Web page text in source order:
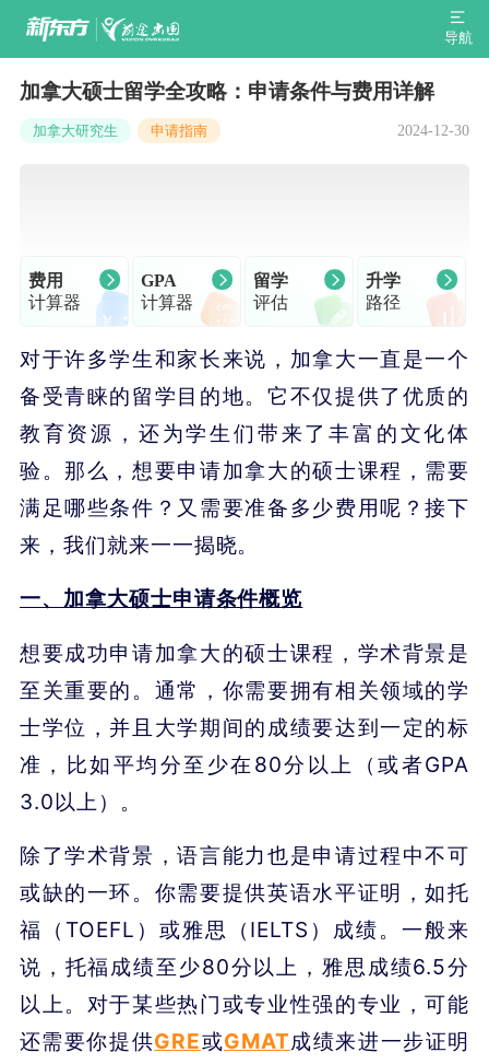
导航
加拿大硕士留学全攻略：申请条件与费用详解
加拿大研究生 申请指南 2024-12-30
费用
计算器
GPA
计算器
留学
评估
升学
路径
对于许多学生和家长来说，加拿大一直是一个
备受青睐的留学目的地。它不仅提供了优质的
教育资源，还为学生们带来了丰富的文化体
验。那么，想要申请加拿大的硕士课程，需要
满足哪些条件？又需要准备多少费用呢？接下
来，我们就来一一揭晓。
一、加拿大硕士申请条件概览
想要成功申请加拿大的硕士课程，学术背景是
至关重要的。通常，你需要拥有相关领域的学
士学位，并且大学期间的成绩要达到一定的标
准，比如平均分至少在80分以上（或者GPA
3.0以上）。
除了学术背景，语言能力也是申请过程中不可
或缺的一环。你需要提供英语水平证明，如托
福（TOEFL）或雅思（IELTS）成绩。一般来
说，托福成绩至少80分以上，雅思成绩6.5分
以上。对于某些热门或专业性强的专业，可能
还需要你提供GRE或GMAT成绩来进一步证明